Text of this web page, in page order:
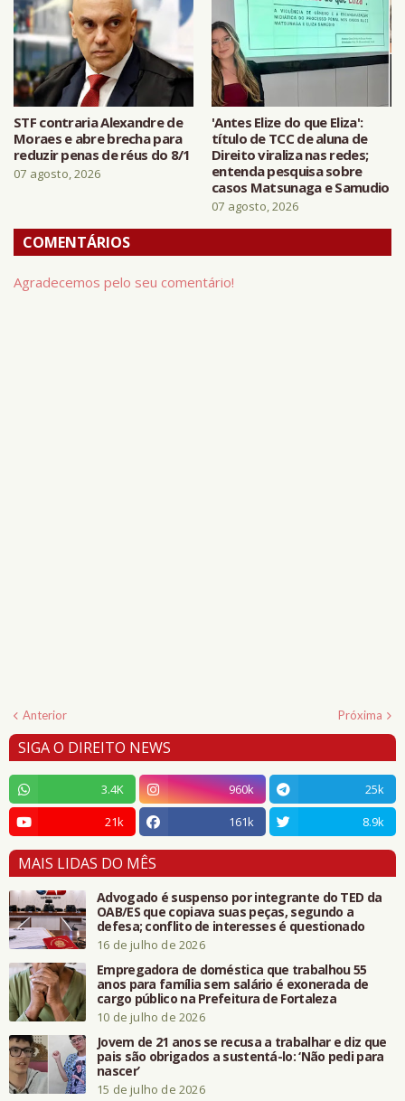
STF contraria Alexandre de
Moraes e abre brecha para
reduzir penas de réus do 8/1
07 agosto, 2026
'Antes Elize do que Eliza':
título de TCC de aluna de
Direito viraliza nas redes;
entenda pesquisa sobre
casos Matsunaga e Samudio
07 agosto, 2026
COMENTÁRIOS
Agradecemos pelo seu comentário!
Anterior Próxima
SIGA O DIREITO NEWS
3.4K 960k
25k
21k
161k 8.9k
MAIS LIDAS DO MÊS
Advogado é suspenso por integrante do TED da
OAB/ES que copiava suas peças, segundo a
defesa; conflito de interesses é questionado
16 de julho de 2026
Empregadora de doméstica que trabalhou 55
anos para família sem salário é exonerada de
cargo público na Prefeitura de Fortaleza
10 de julho de 2026
Jovem de 21 anos se recusa a trabalhar e diz que
pais são obrigados a sustentá-lo: ‘Não pedi para
nascer’
15 de julho de 2026